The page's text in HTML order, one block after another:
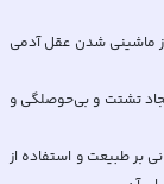
ماشینی شدن عقل آدمی
تشتت و بی‌حوصلگی و
بر طبیعت و استفاده از